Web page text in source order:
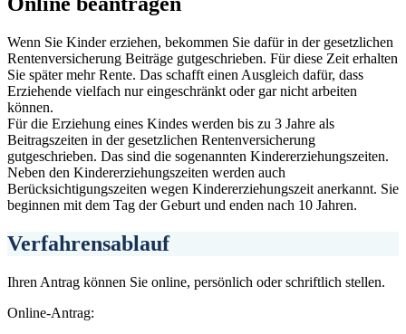
Wenn Sie Kinder erziehen, bekommen Sie dafür in der gesetzlichen
Rentenversicherung Beiträge gutgeschrieben. Für diese Zeit erhalten
Sie später mehr Rente. Das schafft einen Ausgleich dafür, dass
Erziehende vielfach nur eingeschränkt oder gar nicht arbeiten
können.
Für die Erziehung eines Kindes werden bis zu 3 Jahre als
Beitragszeiten in der gesetzlichen Rentenversicherung
gutgeschrieben. Das sind die sogenannten Kindererziehungszeiten.
Neben den Kindererziehungszeiten werden auch
Berücksichtigungszeiten wegen Kindererziehungszeit anerkannt. Sie
beginnen mit dem Tag der Geburt und enden nach 10 Jahren.
Verfahrensablauf
Ihren Antrag können Sie online, persönlich oder schriftlich stellen.
Online-Antrag: